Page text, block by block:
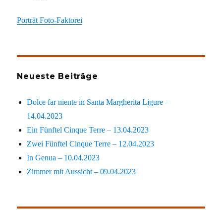
Porträt Foto-Faktorei
Neueste Beiträge
Dolce far niente in Santa Margherita Ligure –
14.04.2023
Ein Fünftel Cinque Terre – 13.04.2023
Zwei Fünftel Cinque Terre – 12.04.2023
In Genua – 10.04.2023
Zimmer mit Aussicht – 09.04.2023